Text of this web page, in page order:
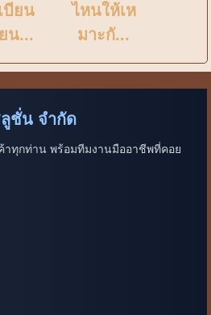
บียน
น...
ไหนให้เห
มาะกั...
ชั่น จำกัด
าทุกท่าน พร้อมทีมงานมืออาชีพที่คอย